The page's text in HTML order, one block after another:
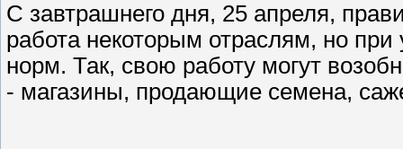
С завтрашнего дня, 25 апреля,
работа некоторым отраслям, но
норм. Так, свою работу могут
- магазины, продающие семена,